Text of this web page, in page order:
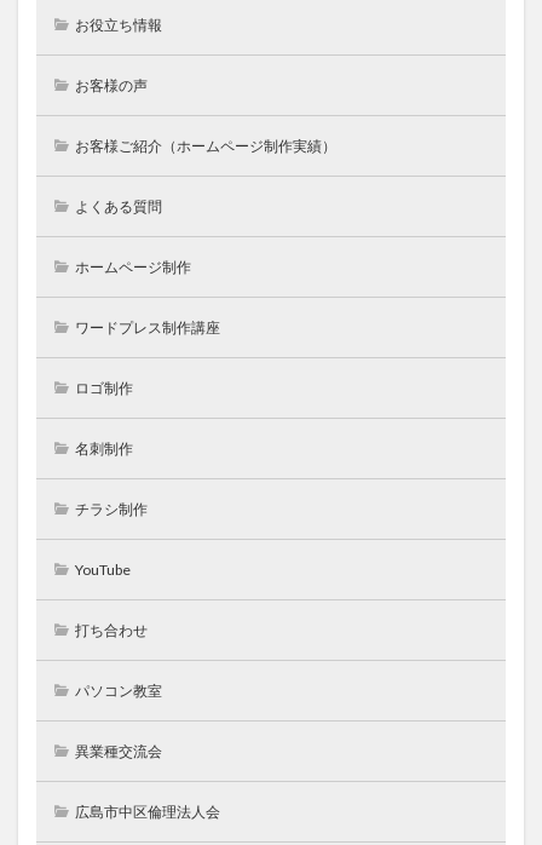
お役立ち情報
お客様の声
お客様ご紹介（ホームページ制作実績）
よくある質問
ホームページ制作
ワードプレス制作講座
ロゴ制作
名刺制作
チラシ制作
YouTube
打ち合わせ
パソコン教室
異業種交流会
広島市中区倫理法人会